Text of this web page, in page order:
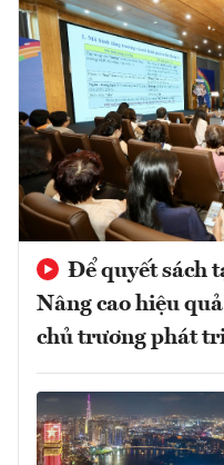
Để quyết sách
Nâng cao hiệu
chủ trương phát